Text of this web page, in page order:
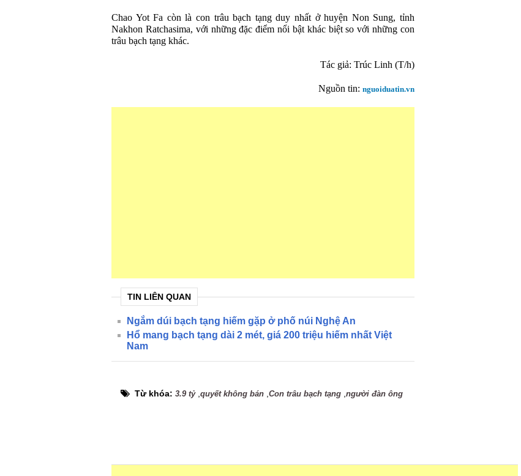
Chao Yot Fa còn là con trâu bạch tạng duy nhất ở huyện Non Sung, tỉnh
Nakhon Ratchasima, với những đặc điểm nổi bật khác biệt so với những con
trâu bạch tạng khác.
Tác giả: Trúc Linh (T/h)
Nguồn tin: nguoiduatin.vn
TIN LIÊN QUAN
Ngắm dúi bạch tạng hiếm gặp ở phố núi Nghệ An
Hổ mang bạch tạng dài 2 mét, giá 200 triệu hiếm nhất Việt
Nam
Từ khóa: 3.9 tỷ, quyết không bán Con trâu bạch tạng người đàn ông